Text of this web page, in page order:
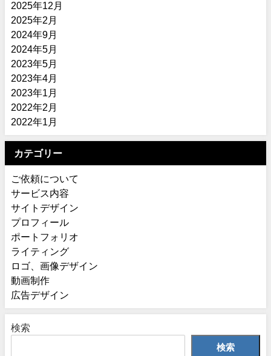
2025年12月
2025年2月
2024年9月
2024年5月
2023年5月
2023年4月
2023年1月
2022年2月
2022年1月
カテゴリー
ご依頼について
サービス内容
サイトデザイン
プロフィール
ポートフォリオ
ライティング
ロゴ、画像デザイン
動画制作
広告デザイン
検索
検索